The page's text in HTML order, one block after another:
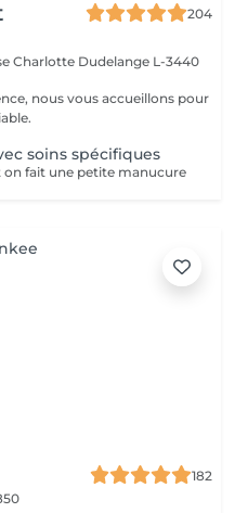
204
Charlotte Dudelange L-3440
nous vous accueillons pour
soins spécifiques
fait une petite manucure
182